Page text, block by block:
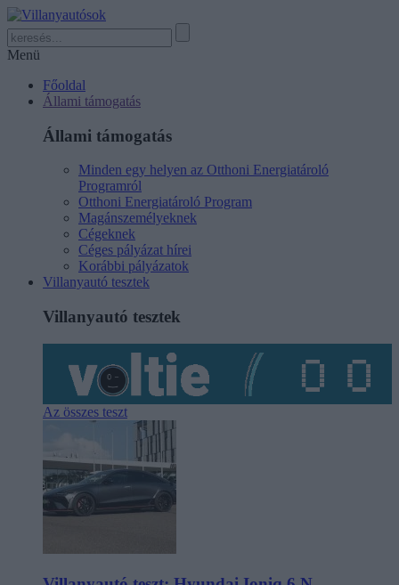
Menü
Főoldal
Állami támogatás
Állami támogatás
Minden egy helyen az Otthoni Energiatároló
Programról
Otthoni Energiatároló Program
Magánszemélyeknek
Cégeknek
Céges pályázat hírei
Korábbi pályázatok
Villanyautó tesztek
Villanyautó tesztek
Az összes teszt